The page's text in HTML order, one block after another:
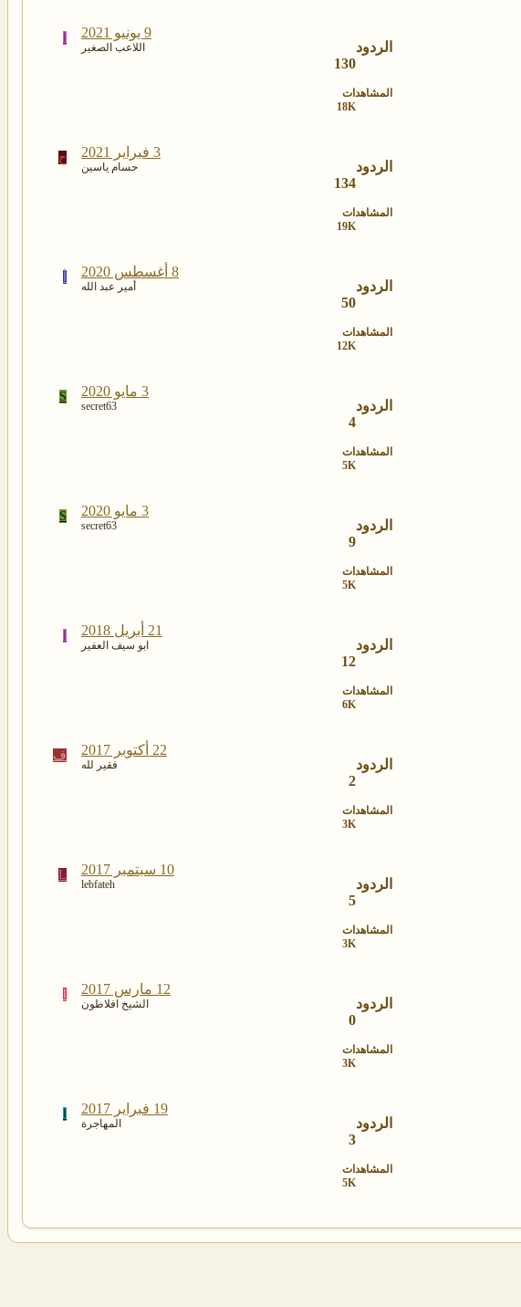
الردود
130
المشاهدات
18K
9 يونيو 2021
اللاعب الصغير
الردود
134
المشاهدات
19K
3 فبراير 2021
حسام ياسين
ح
الردود
50
المشاهدات
12K
8 أغسطس 2020
أمير عبد الله
الردود
4
المشاهدات
5K
3 مايو 2020
secret63
S
الردود
9
المشاهدات
5K
3 مايو 2020
secret63
S
الردود
12
المشاهدات
6K
21 أبريل 2018
ابو سيف العفير
الردود
2
المشاهدات
3K
22 أكتوبر 2017
فقير لله
ف
الردود
5
المشاهدات
3K
10 سبتمبر 2017
lebfateh
L
الردود
0
المشاهدات
3K
12 مارس 2017
الشيخ افلاطون
الردود
3
المشاهدات
5K
19 فبراير 2017
المهاجرة